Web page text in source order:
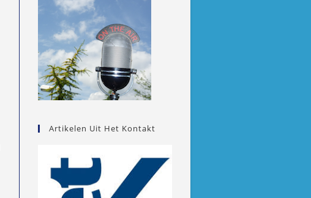
Artikelen Uit Het Kontakt